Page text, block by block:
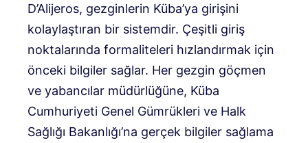
D’Alijeros, gezginlerin Küba’ya girişini
kolaylaştıran bir sistemdir. Çeşitli giriş
noktalarında formaliteleri hızlandırmak için
önceki bilgiler sağlar. Her gezgin göçmen
ve yabancılar müdürlüğüne, Küba
Cumhuriyeti Genel Gümrükleri ve Halk
Sağlığı Bakanlığı’na gerçek bilgiler sağlama